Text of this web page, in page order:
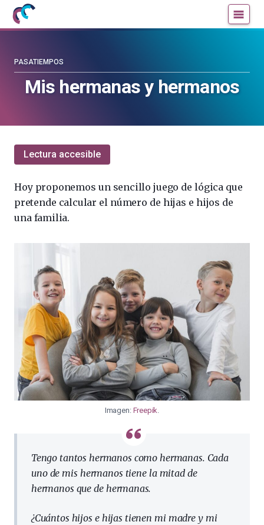
Mujeres
con
UPV/EHU
blog
UPV/EHU
Mis hermanas y hermanos
PASATIEMPOS
Lectura accesible
Hoy proponemos un sencillo juego de lógica que
pretende calcular el número de hijas e hijos de
una familia.
Imagen: Freepik
Tengo tantos hermanos como hermanas. Cada
uno de mis hermanos tiene la mitad de
hermanos que de hermanas.
¿Cuántos hijos e hijas tienen mi madre y mi